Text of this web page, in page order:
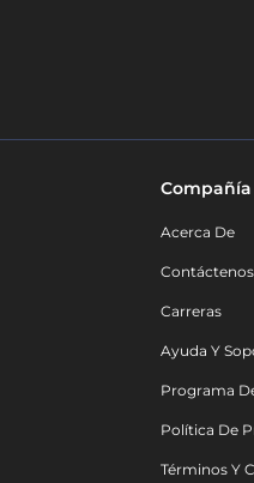
Compañía
Acerca De
Contáctenos
Carreras
Ayuda Y
Programa
Política De
Términos Y